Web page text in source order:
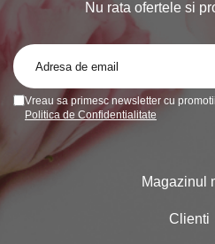
Nu rata ofertele si
Vreau sa primesc newsletter cu
Politica de Confidentialitate
Magazinul
Clienti